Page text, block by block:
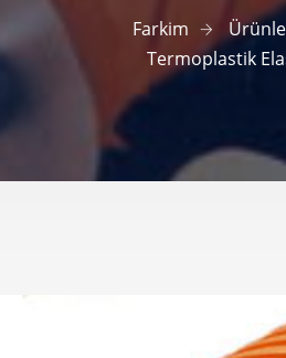
Farkim
Termoplastik